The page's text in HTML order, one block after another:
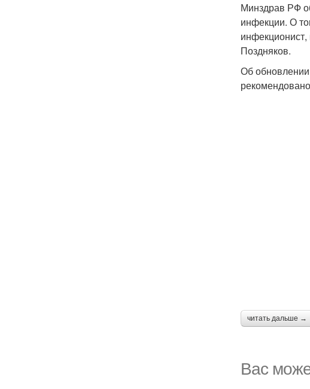
Минздрав РФ
инфекции. О
Поздняков.
Об
читать дальше →
Вас